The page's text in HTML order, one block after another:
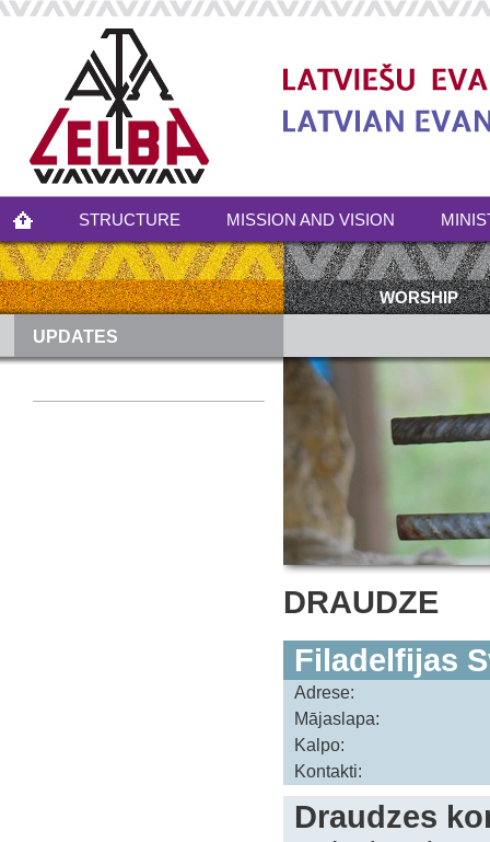
STRUCTURE MISSION AND VISION
WORSHIP
UPDATES
DRAUDZE
Filadelfijas
Adrese:
Mājaslapa:
Kalpo:
Kontakti:
Draudzes